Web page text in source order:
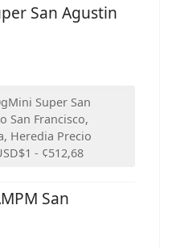
San Agustin
Super San
San Francisco,
Heredia Precio
- ¢512,68
San